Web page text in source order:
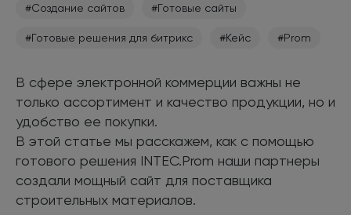
#Создание сайтов #Готовые сайты
#Готовые решения для битрикс #Кейс #Prom
В сфере электронной коммерции важны не
только ассортимент и качество продукции, но и
удобство ее покупки.
В этой статье мы расскажем, как с помощью
готового решения INTEC.Prom наши партнеры
создали мощный сайт для поставщика
строительных материалов.